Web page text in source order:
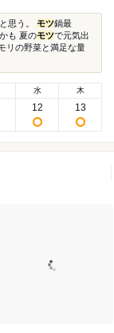
思う。 モツ鍋最
も 夏のモツで元気出
リの野菜と満足な量
水
12
木
13